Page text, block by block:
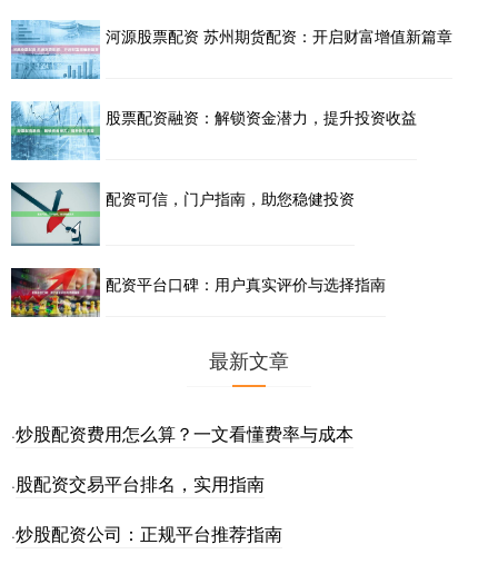
河源股票配资 苏州期货配资：开启财富增值新篇章
股票配资融资：解锁资金潜力，提升投资收益
配资可信，门户指南，助您稳健投资
配资平台口碑：用户真实评价与选择指南
最新文章
·炒股配资费用怎么算？一文看懂费率与成本
·股配资交易平台排名，实用指南
·炒股配资公司：正规平台推荐指南